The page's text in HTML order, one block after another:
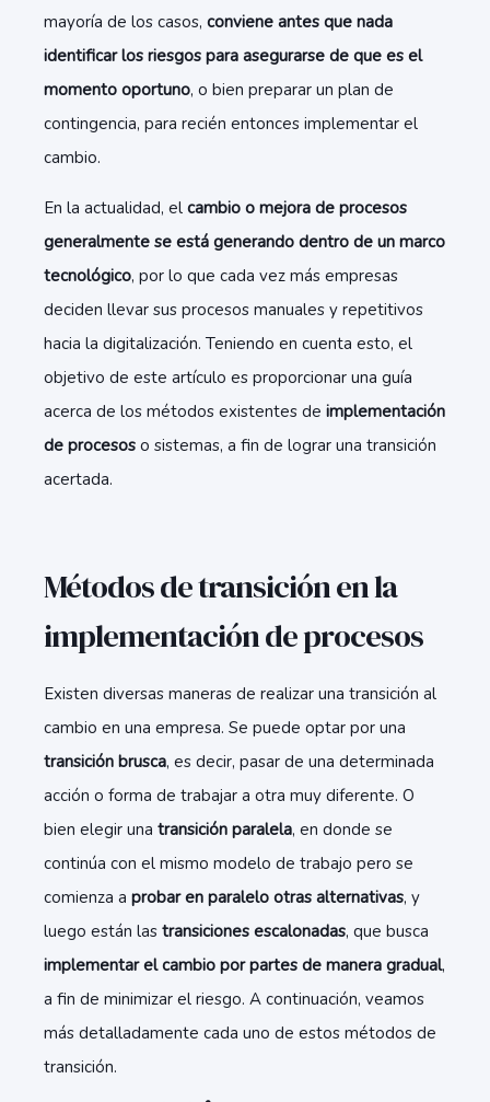
mayoría de los casos, conviene antes que nada
identificar los riesgos para asegurarse de que es el
momento oportuno, o bien preparar un plan de
contingencia, para recién entonces implementar el
cambio.
En la actualidad, el cambio o mejora de procesos
generalmente se está generando dentro de un marco
tecnológico, por lo que cada vez más empresas
deciden llevar sus procesos manuales y repetitivos
hacia la digitalización. Teniendo en cuenta esto, el
objetivo de este artículo es proporcionar una guía
acerca de los métodos existentes de implementación
de procesos o sistemas, a fin de lograr una transición
acertada.
Métodos de transición en la
implementación de procesos
Existen diversas maneras de realizar una transición al
cambio en una empresa. Se puede optar por una
transición brusca, es decir, pasar de una determinada
acción o forma de trabajar a otra muy diferente. O
bien elegir una transición paralela, en donde se
continúa con el mismo modelo de trabajo pero se
comienza a probar en paralelo otras alternativas, y
luego están las transiciones escalonadas, que busca
implementar el cambio por partes de manera gradual,
a fin de minimizar el riesgo. A continuación, veamos
más detalladamente cada uno de estos métodos de
transición.